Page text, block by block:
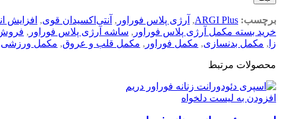
برچسب: ARGI Plus
, آرژی پلاس فوراور , آنتی‌اکسیدان قوی, افزایش
خرید بسته مکمل آرژی پلاس فوراور , ساشه آرژی پلاس فوراور , فروش
زا , مکمل بدنسازی, مکمل فوراور , مکمل قلب و عروق, مکمل ورزشی
محصولات مرتبط
افزودن به لیست دلخواه